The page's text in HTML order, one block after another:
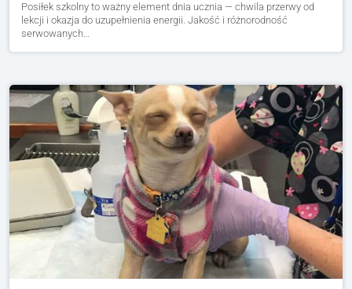
Posiłek szkolny to ważny element dnia ucznia — chwila przerwy od
lekcji i okazja do uzupełnienia energii. Jakość i różnorodność
serwowanych…